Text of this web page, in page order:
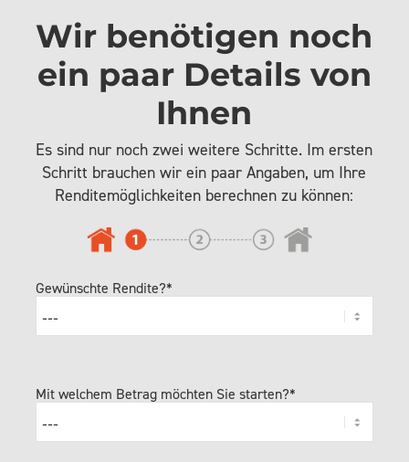
Wir benötigen noch
ein paar Details von
Ihnen
Es sind nur noch zwei weitere Schritte. Im ersten
Schritt brauchen wir ein paar Angaben, um Ihre
Renditemöglichkeiten berechnen zu können:
Gewünschte Rendite?*
Mit welchem Betrag möchten Sie starten?*